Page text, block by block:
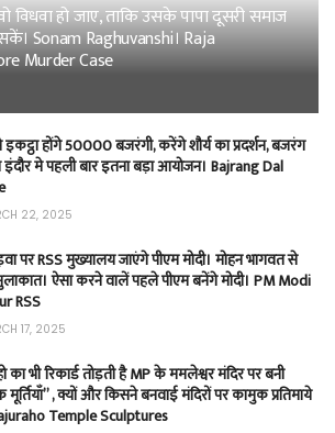
विधवा हो जाए, ताकि उसके पापा दूसरी समाज
Sonam Raghuvanshi। Raja
Murder Case
इकट्ठा होंगे 50000 बजरंगी, करेंगे शौर्य का प्रदर्शन, बजरंग
मे पहली बार इतना बड़ा आयोजन। Bajrang Dal
22, 2025
पर RSS मुख्यालय जाएंगे पीएम मोदी। मोहन भागवत से
ऐसा करने वालें पहले पीएम बनेंगे मोदी। PM Modi
RSS
17, 2025
का भी रिकार्ड तोड़ती है MP के ममलेश्वर मंदिर पर बनी
, क्यों और किसने बनवाई मंदिरों पर कामुक प्रतिमाये
Temple Sculptures